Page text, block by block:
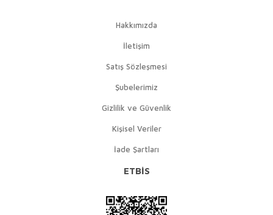
Hakkımızda
İletişim
Satış Sözleşmesi
Şubelerimiz
Gizlilik ve Güvenlik
Kişisel Veriler
İade Şartları
ETBİS